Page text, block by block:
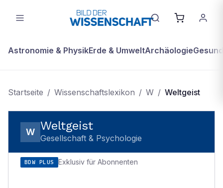
Astronomie & PhysikErde & UmweltArchäologie
Startseite / Wissenschaftslexikon / W / Weltgeist
W Weltgeist
Gesellschaft & Psychologie
BDW PLUS Exklusiv für Abonnenten